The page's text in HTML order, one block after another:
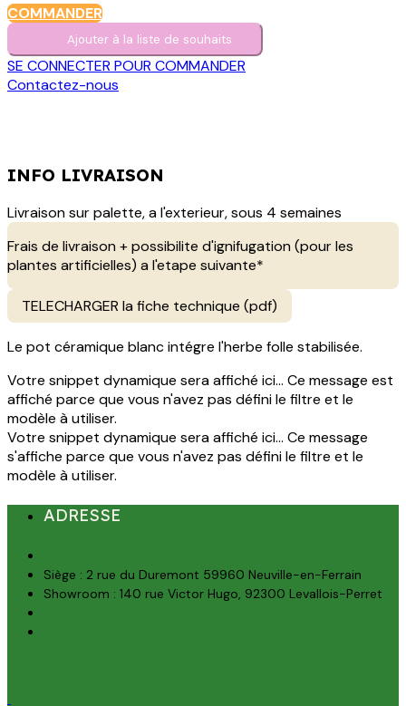
COMMANDER
Ajouter à la liste de s​o​uh​aits
SE CONNECTER POUR COMMANDER
Contactez-nous
INFO LIVRAISON
Livraison sur palette, a l'exterieur, sous 4 semaines
Frais de livraison + possibilite d'ignifugation (pour les
plantes artificielles) a l'etape suivante*
TELECHARGER la fiche technique (pdf)
Le pot céramique blanc intégre l'herbe folle stabilisée.
Votre snippet dynamique sera affiché ici... Ce message est
affiché parce que vous n'avez pas défini le filtre et le
modèle à utiliser.
Votre snippet dynamique sera affiché ici... Ce message
s'affiche parce que vous n'avez pas défini le filtre et le
modèle à utiliser.
ADRESSE
Siège : 2 rue du Duremont 59960 Neuville-en-Ferrain
Showroom : 140 rue Victor Hugo, 92300 Levallois-Perret